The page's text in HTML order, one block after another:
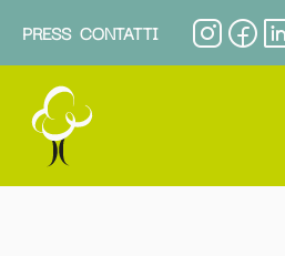
PRESS CONTATTI